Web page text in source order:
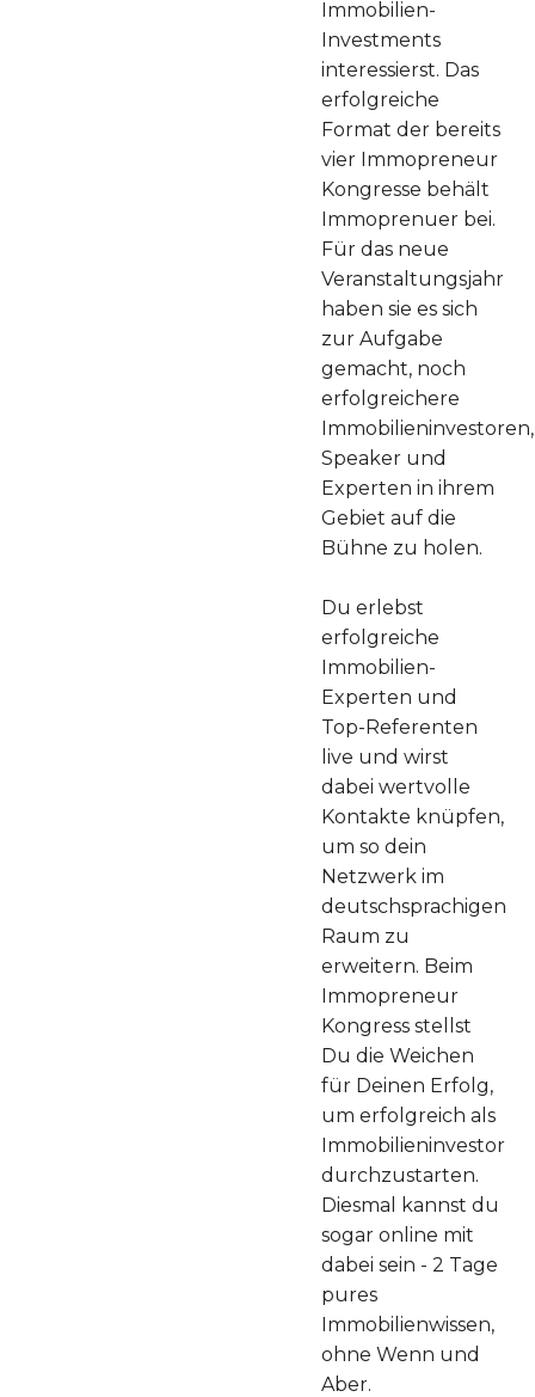
Immobilien-
Investments
interessierst. Das
erfolgreiche
Format der bereits
vier Immopreneur
Kongresse behält
Immoprenuer bei.
Für das neue
Veranstaltungsjahr
haben sie es sich
zur Aufgabe
gemacht, noch
erfolgreichere
Immobilieninvestoren,
Speaker und
Experten in ihrem
Gebiet auf die
Bühne zu holen.
Du erlebst
erfolgreiche
Immobilien-
Experten und
Top-Referenten
live und wirst
dabei wertvolle
Kontakte knüpfen,
um so dein
Netzwerk im
deutschsprachigen
Raum zu
erweitern. Beim
Immopreneur
Kongress stellst
Du die Weichen
für Deinen Erfolg,
um erfolgreich als
Immobilieninvestor
durchzustarten.
⁣Diesmal kannst du
sogar online mit
dabei sein - 2 Tage
pures
Immobilienwissen,
ohne Wenn und
Aber.